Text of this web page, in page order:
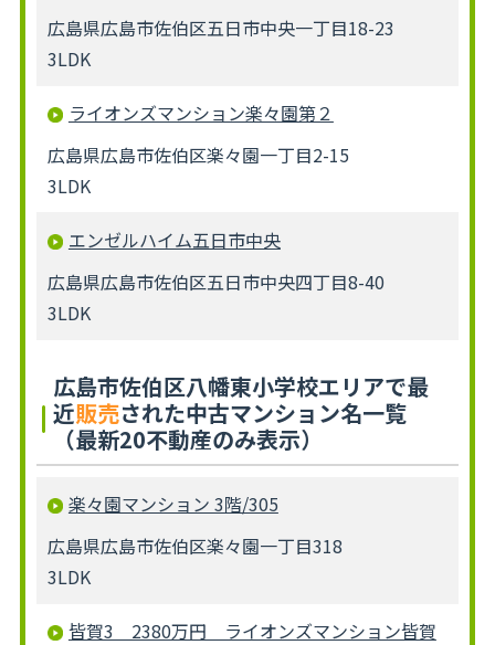
広島県広島市佐伯区五日市中央一丁目18-23
3LDK
ライオンズマンション楽々園第２
広島県広島市佐伯区楽々園一丁目2-15
3LDK
エンゼルハイム五日市中央
広島県広島市佐伯区五日市中央四丁目8-40
3LDK
広島市佐伯区八幡東小学校エリアで最
近販売された中古マンション名一覧
（最新20不動産のみ表示）
楽々園マンション 3階/305
広島県広島市佐伯区楽々園一丁目318
3LDK
皆賀3 2380万円 ライオンズマンション皆賀